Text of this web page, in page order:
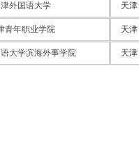
外国语大学 天津
青年职业学院 天津
大学滨海外事学院 天津